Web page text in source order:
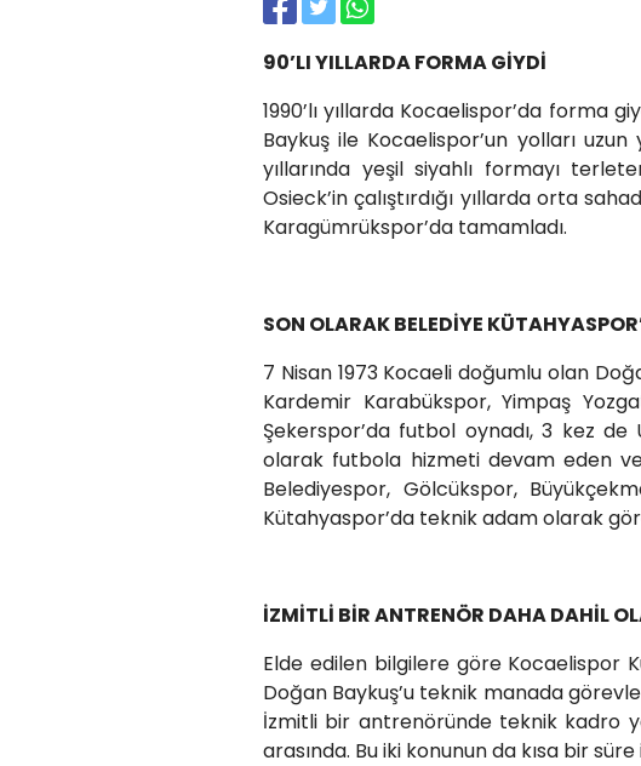
90’LI YILLARDA FORMA GİYDİ
1990’lı yıllarda Kocaelispor’da forma
Baykuş ile Kocaelispor’un yolları uzun
yıllarında yeşil siyahlı formayı
Osieck’in çalıştırdığı yıllarda orta
Karagümrükspor’da tamamladı.
SON OLARAK BELEDİYE
7 Nisan 1973 Kocaeli doğumlu olan
Kardemir Karabükspor, Yimpaş
Şekerspor’da futbol oynadı, 3 kez de
olarak futbola hizmeti devam eden
Belediyespor, Gölcükspor,
Kütahyaspor’da teknik adam olarak
İZMİTLİ BİR ANTRENÖR DAHA DAHİL
Elde edilen bilgilere göre Kocaelispor
Doğan Baykuş’u teknik manada
İzmitli bir antrenöründe teknik kadro
arasında. Bu iki konunun da kısa bir